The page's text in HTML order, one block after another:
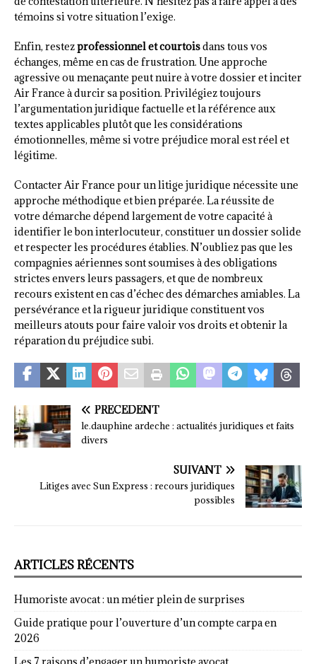
témoins si votre situation l’exige.
Enfin, restezprofessionnel et courtoisdans tous vos
échanges, même en cas de frustration. Une approche
agressive ou menaçante peut nuire à votre dossier et inciter
Air France à durcir sa position. Privilégiez toujours
l’argumentation juridique factuelle et la référence aux
textes applicables plutôt que les considérations
émotionnelles, même si votre préjudice moral est réel et
légitime.
Contacter Air France pour un litige juridique nécessite une
approche méthodique et bien préparée. La réussite de
votre démarche dépend largement de votre capacité à
identifier le bon interlocuteur, constituer un dossier solide
et respecter les procédures établies. N’oubliez pas que les
compagnies aériennes sont soumises à des obligations
strictes envers leurs passagers, et que de nombreux
recours existent en cas d’échec des démarches amiables. La
persévérance et la rigueur juridique constituent vos
meilleurs atouts pour faire valoir vos droits et obtenir la
réparation du préjudice subi.
PRÉCÉDENT
le.dauphine ardeche : actualités juridiques et faits
divers
SUIVANT
Litiges avec Sun Express : recours juridiques
possibles
ARTICLES RÉCENTS
Humoriste avocat : un métier plein de surprises
Guide pratique pour l’ouverture d’un compte carpa en
2026